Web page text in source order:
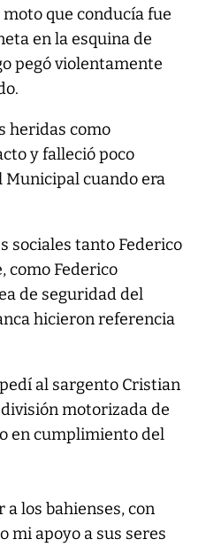
que conducía fue
en la esquina de
pegó violentamente
heridas como
y falleció poco
Municipal cuando era
sociales tanto Federico
como Federico
de seguridad del
hicieron referencia
al sargento Cristian
motorizada de
en cumplimiento del
a los bahienses, con
mi apoyo a sus seres